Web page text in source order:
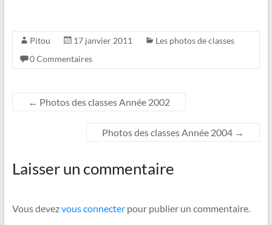
Pitou 17 janvier 2011
Les photos de classes
0 Commentaires
← Photos des classes Année 2002
Photos des classes Année 2004 →
Laisser un commentaire
Vous devezvous connecterpour publier un commentaire.